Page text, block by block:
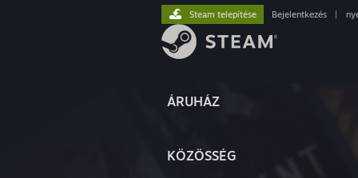
ÁRUHÁZ
KÖZÖSSÉG
Steam telepítése Bejelentkezés